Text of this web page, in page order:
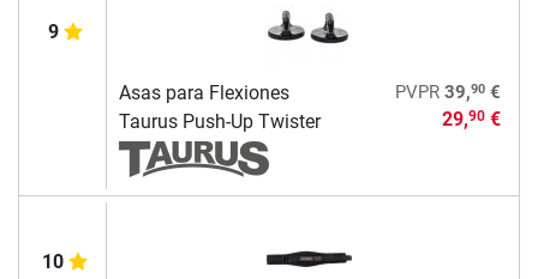
9
Asas para Flexiones
Taurus Push-Up Twister
PVPR 39,90€
29,90€
10